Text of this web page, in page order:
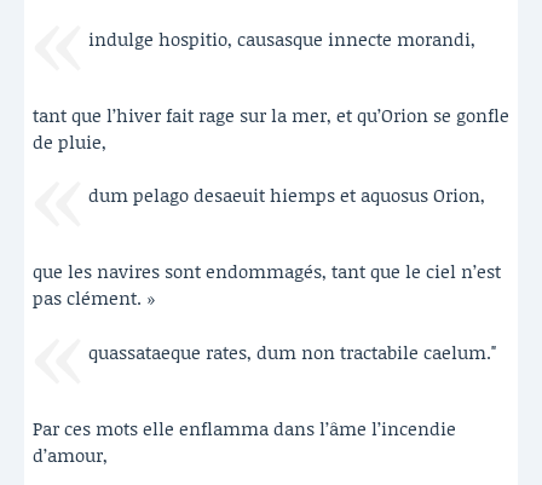
indulge hospitio, causasque innecte morandi,
tant que l’hiver fait rage sur la mer, et qu’Orion se gonfle
de pluie,
dum pelago desaeuit hiemps et aquosus Orion,
que les navires sont endommagés, tant que le ciel n’est
pas clément. »
quassataeque rates, dum non tractabile caelum."
Par ces mots elle enflamma dans l’âme l’incendie
d’amour,